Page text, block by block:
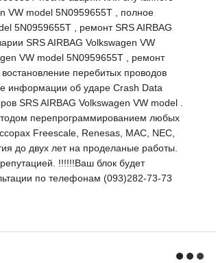
VW model 5N0959655T , полное
5N0959655T , ремонт SRS AIRBAG
SRS AIRBAG Volkswagen VW
VW model 5N0959655T , ремонт
перебитых проводов
информации об ударе Crash Data
SRS AIRBAG Volkswagen VW model .
перепрограммированием любых
Freescale, Renesas, MAC, NEC,
до двух лет на проделаные работы.
!!!!!!Ваш блок будет
по телефонам (093)282-73-73